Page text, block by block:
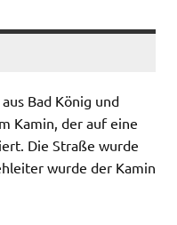
Bad König und
Kamin, der auf eine
Die Straße wurde
wurde der Kamin